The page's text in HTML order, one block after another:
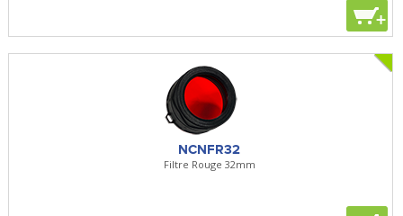
+
NCNFR32
Filtre Rouge 32mm